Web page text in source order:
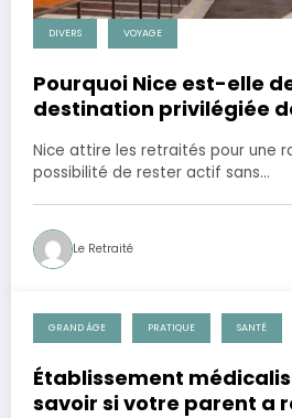
DIVERS VOYAGE
Pourquoi Nice est-elle
destination privilégiée
Nice attire les retraités pour une
possibilité de rester actif sans…
Le Retraité
7 janvier 2026
GRAND ÂGE PRATIQUE SANTÉ
Établissement
savoir si votre parent a